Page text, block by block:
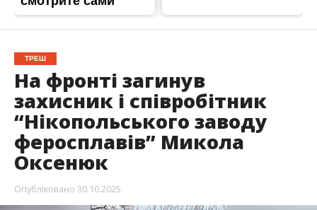
ТРЕШ
На фронті загинув
захисник і співробітник
“Нікопольського заводу
феросплавів” Микола
Оксенюк
Опубліковано 30.10.2025